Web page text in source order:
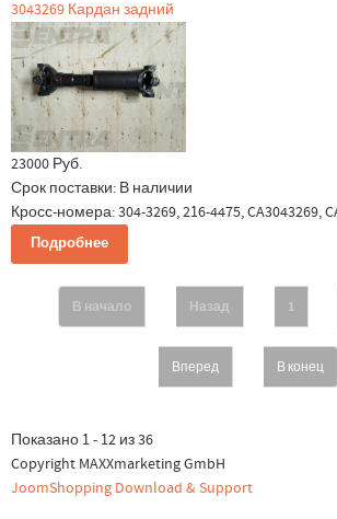
3043269 Кардан задний
23000 Руб.
Срок поставки: В наличии
Кросс-номера: 304-3269, 216-4475, CA3043269,
Подробнее
В начало Назад 1
Вперед В конец
Показано 1 - 12 из 36
Copyright MAXXmarketing GmbH
JoomShopping Download & Support